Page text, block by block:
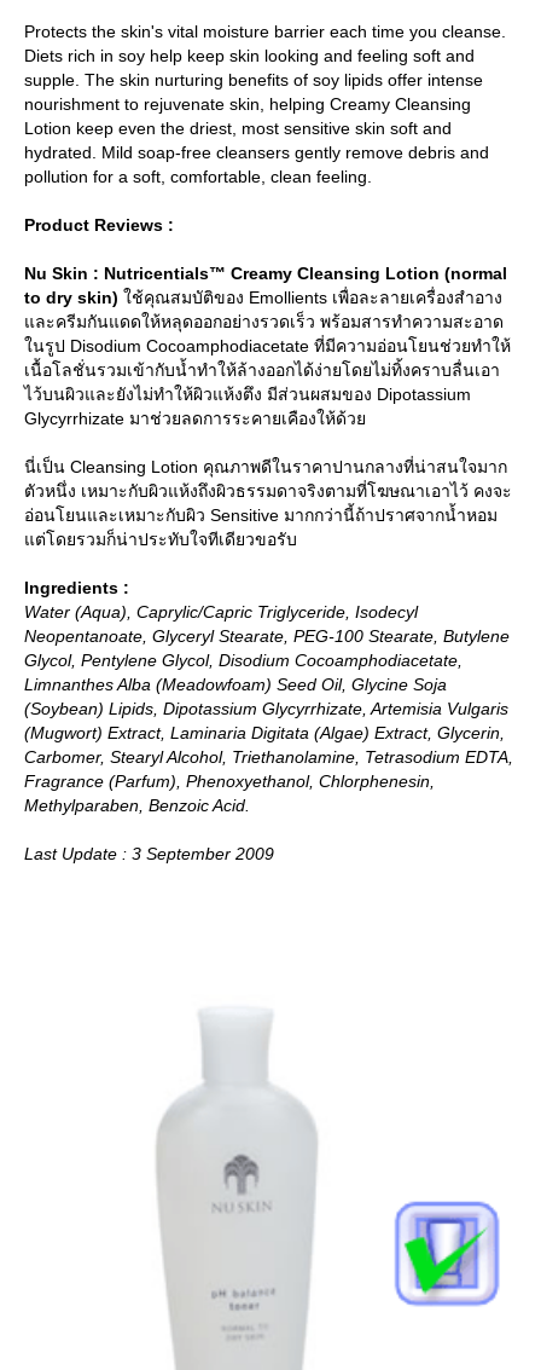
Protects the skin's vital moisture barrier each time you cleanse.
Diets rich in soy help keep skin looking and feeling soft and
supple. The skin nurturing benefits of soy lipids offer intense
nourishment to rejuvenate skin, helping Creamy Cleansing
Lotion keep even the driest, most sensitive skin soft and
hydrated. Mild soap-free cleansers gently remove debris and
pollution for a soft, comfortable, clean feeling.
Product Reviews :
Nu Skin : Nutricentials™ Creamy Cleansing Lotion (normal
to dry skin) ช้คุณสมบัติของ Emollients เพื่อละลายเครื่องสำอาง
ละครีมกันแดดให้หลุดออกอย่างรวดเร็ว พร้อมสารทำความสะอาด
นรูป Disodium Cocoamphodiacetate ที่มีความอ่อนโยนช่วยทำให้
เนื้อโลชั่นรวมเข้ากับน้ำทำให้ล้างออกได้ง่ายโดยไม่ทิ้งคราบลื่นเอา
ไว้บนผิวและยังไม่ทำให้ผิวแห้งตึง มีส่วนผสมของ Dipotassium
Glycyrrhizate มาช่วยลดการระคายเคืองให้ด้ว
นี่เป็น Cleansing Lotion คุณภาพดีในราคาปานกลางที่น่าสนใจมาก
ตัวหนึ่ง เหมาะกับผิวแห้งถึงผิวธรรมดาจริงตามที่โฆษณาเอาไว้ คงจะ
อ่อนโยนและเหมาะกับผิว Sensitive มากกว่านี้ถ้าปราศจากน้ำหอม
ต่โดยรวมก็น่าประทับใจทีเดียวขอรับ
Ingredients :
Water (Aqua), Caprylic/Capric Triglyceride, Isodecyl
Neopentanoate, Glyceryl Stearate, PEG-100 Stearate, Butylene
Glycol, Pentylene Glycol, Disodium Cocoamphodiacetate,
Limnanthes Alba (Meadowfoam) Seed Oil, Glycine Soja
(Soybean) Lipids, Dipotassium Glycyrrhizate, Artemisia Vulgaris
(Mugwort) Extract, Laminaria Digitata (Algae) Extract, Glycerin,
Carbomer, Stearyl Alcohol, Triethanolamine, Tetrasodium EDTA,
Fragrance (Parfum), Phenoxyethanol, Chlorphenesin,
Methylparaben, Benzoic Acid.
Last Update : 3 September 2009